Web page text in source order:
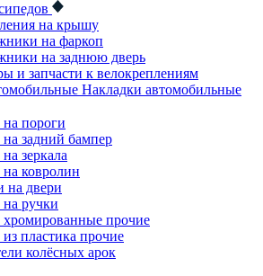
на крышу
на фаркоп
на заднюю дверь
и запчасти к велокреплениям
Накладки автомобильные
пороги
задний бампер
зеркала
ковролин
на двери
ручки
прочие
пластика прочие
колёсных арок